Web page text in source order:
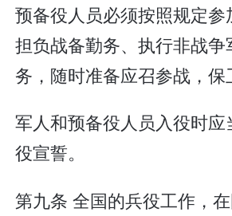
预备役人员必须按照规定参
担负战备勤务、执行非战争
务，随时准备应召参战，保
军人和预备役人员入役时应
役宣誓。
第九条 全国的兵役工作，